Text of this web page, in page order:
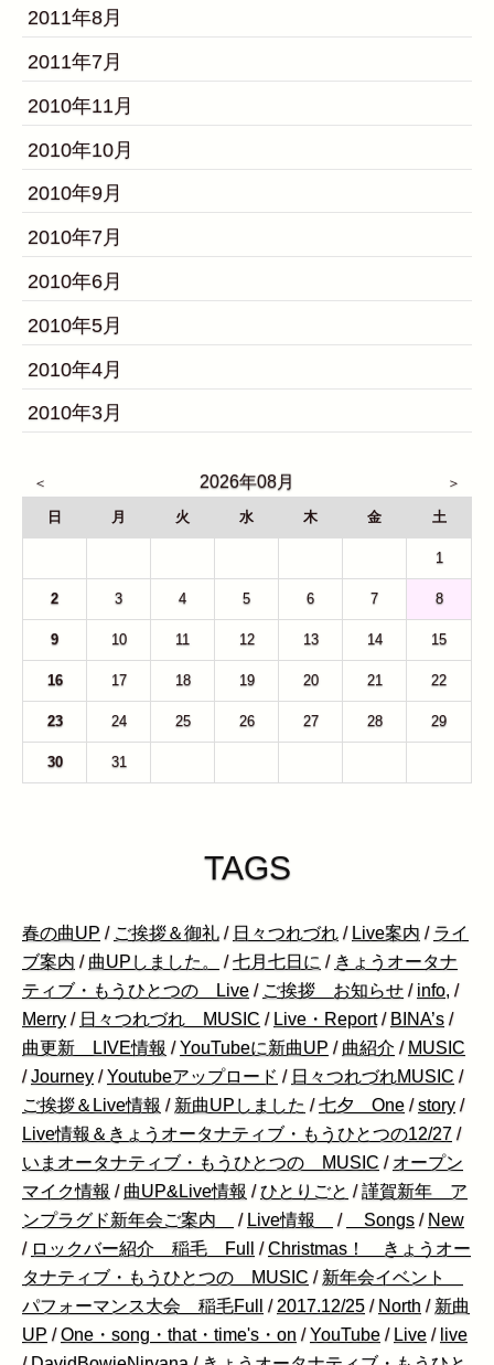
2011年8月
2011年7月
2010年11月
2010年10月
2010年9月
2010年7月
2010年6月
2010年5月
2010年4月
2010年3月
2026年08月
日 月 火 水 木 金 土
1
2 3 4 5 6 7 8
9 10 11 12 13 14 15
16 17 18 19 20 21 22
23 24 25 26 27 28 29
30 31
TAGS
春の曲UP / ご挨拶＆御礼 / 日々つれづれ / Live案内 / ライ
ブ案内 / 曲UPしました。 /七月七日に / きょうオータナ
ティブ・もうひとつの Live / ご挨拶 お知らせ / info, /
Merry / 日々つれづれ MUSIC / Live・Report / BINA’s /
曲更新 LIVE情報 /YouTubeに新曲UP / 曲紹介 / MUSIC
/Journey /Youtubeアップロード / 日々つれづれMUSIC /
ご挨拶＆Live情報 / 新曲UPしました /七夕 One /story /
Live情報＆きょうオータナティブ・もうひとつの12/27 /
いまオータナティブ・もうひとつの MUSIC / オープン
マイク情報 / 曲UP&Live情報 /ひとりごと /謹賀新年 ア
ンプラグド新年会ご案内
/ Live情報 / Songs / New
/ ロックバー紹介 稲毛 Full /Christmas！ きょうオー
タナティブ・もうひとつの MUSIC / 新年会イベント
パフォーマンス大会 稲毛Full
/ 2017.12/25 / North / 新曲
UP /One・song・that・time's・on /YouTube / Live / live